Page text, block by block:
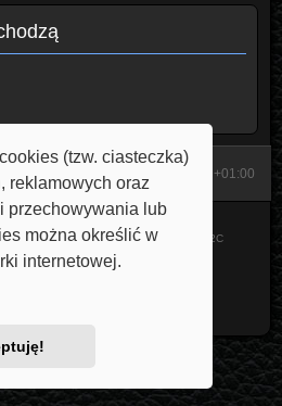
(tzw. ciasteczka)
reklamowych oraz
przechowywania lub
można określić w
internetowej.
Strefa czasowa UTC+01:00
Forum Software © phpBB Limited
Style-DesignModified by Przemo
V22C
phpBB.pl